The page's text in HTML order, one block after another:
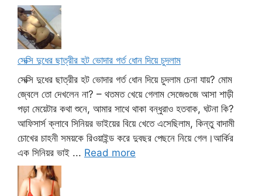
সেক্সি দুধের ছাত্রীর হট ভোদার গর্ত ধোন দিয়ে চুদলাম
সেক্সি দুধের ছাত্রীর হট ভোদার গর্ত ধোন দিয়ে চুদলাম চেনা যায়? মোম
জ্বেলে তো দেখলেন না? – থতমত খেয়ে গেলাম সেজেগুজে আসা শাড়ী
পড়া মেয়েটার কথা শুনে, আমার সাথে থাকা বন্ধুরাও হতবাক, ঘটনা কি?
আফিসার্স ক্লাবে সিনিয়র ভাইয়ের বিয়ে খেতে এসেছিলাম, কিন্তু বাদামী
চোখের চাহনী সময়কে রিওয়াইন্ড করে দুবছর পেছনে নিয়ে গেল।আর্কির
এক সিনিয়র ভাই ... Read more